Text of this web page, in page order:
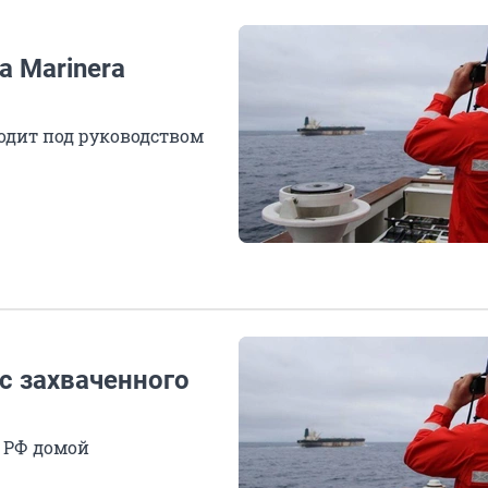
Marinera
под руководством
захваченного
РФ домой